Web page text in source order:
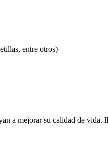
entre otros)
a mejorar su calidad de